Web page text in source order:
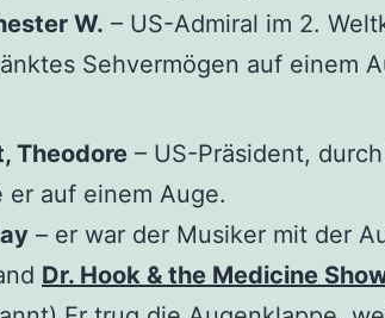
W. – US-Admiral im 2.
Sehvermögen auf einem
Theodore – US-Präsident,
er auf einem Auge.
– er war der Musiker mit der
Dr. Hook & the Medicine